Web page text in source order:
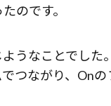
のです。
うなことでし
つながり、On